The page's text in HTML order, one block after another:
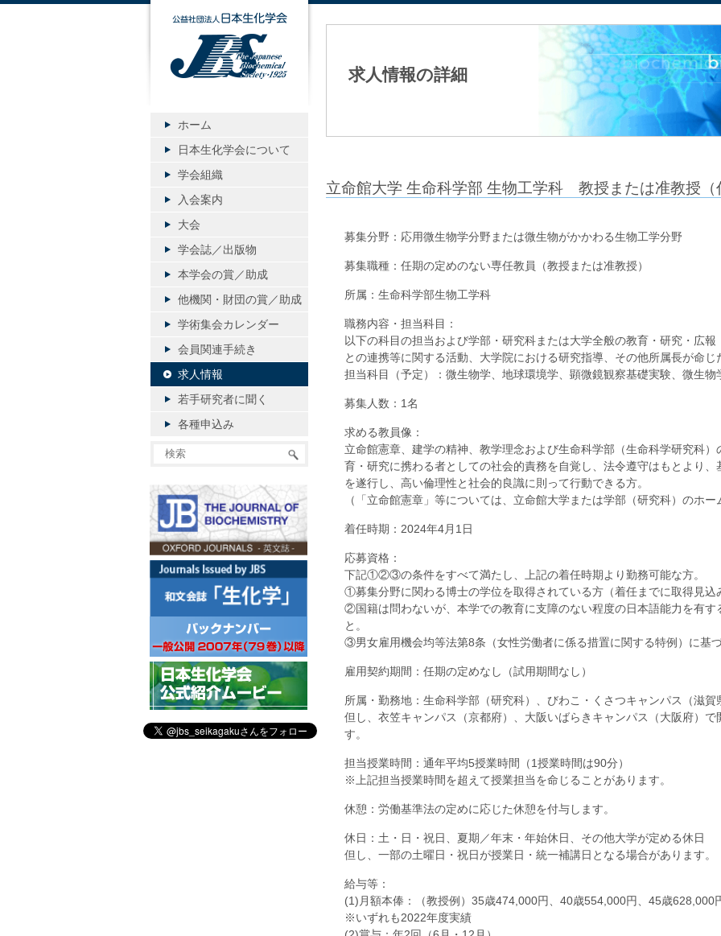
求人情報の詳細
立命館大学 生命科学部 生物工学科 教授または准教授（
募集分野：応用微生物学分野または微生物がかかわる生物工学分野
募集職種：任期の定めのない専任教員（教授または准教授）
所属：生命科学部生物工学科
職務内容・担当科目：
以下の科目の担当および学部・研究科または大学全般の教育・研究・広
との連携等に関する活動、大学院における研究指導、その他所属長が命じ
担当科目（予定）：微生物学、地球環境学、顕微鏡観察基礎実験、微生物
募集人数：1名
求める教員像：
立命館憲章、建学の精神、教学理念および生命科学部（生命科学研究科
育・研究に携わる者としての社会的責務を自覚し、法令遵守はもとより
を遂行し、高い倫理性と社会的良識に則って行動できる方。
（「立命館憲章」等については、立命館大学または学部（研究科）のホ
着任時期：2024年4月1日
応募資格：
下記①②③の条件をすべて満たし、上記の着任時期より勤務可能な方。
①募集分野に関わる博士の学位を取得されている方（着任までに取得見込
②国籍は問わないが、本学での教育に支障のない程度の日本語能力を有
と。
③男女雇用機会均等法第8条（女性労働者に係る措置に関する特例）に基
雇用契約期間：任期の定めなし（試用期間なし）
所属・勤務地：生命科学部（研究科）、びわこ・くさつキャンパス（滋賀
但し、衣笠キャンパス（京都府）、大阪いばらきキャンパス（大阪府）
す。
担当授業時間：通年平均5授業時間（1授業時間は90分）
※上記担当授業時間を超えて授業担当を命じることがあります。
休憩：労働基準法の定めに応じた休憩を付与します。
休日：土・日・祝日、夏期／年末・年始休日、その他大学が定める休日
但し、一部の土曜日・祝日が授業日・統一補講日となる場合があります。
給与等：
(1)月額本俸：（教授例）35歳474,000円、40歳554,000円、45歳628,000
※いずれも2022年度実績
公益社団法人日本生化学会
ホーム
日本生化学会について
学会組織
入会案内
大会
学会誌／出版物
本学会の賞／助成
他機関・財団の賞／助成
学術集会カレンダー
会員関連手続き
求人情報
若手研究者に聞く
各種申込み